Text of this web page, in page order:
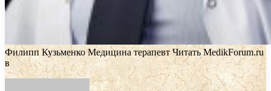
Филипп Кузьменко Медицина терапевт Читать MedikForum.ru
в